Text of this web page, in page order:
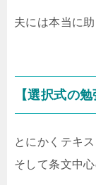
夫には本当に
【選択式の勉
とにかくテキス
そして条文中